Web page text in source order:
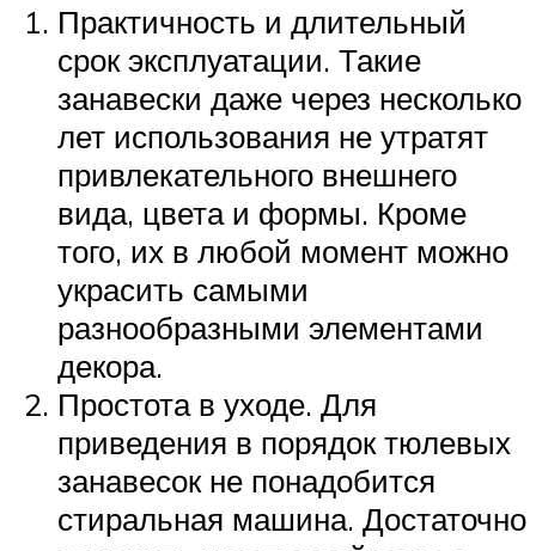
Практичность и длительный
срок эксплуатации. Такие
занавески даже через несколько
лет использования не утратят
привлекательного внешнего
вида, цвета и формы. Кроме
того, их в любой момент можно
украсить самыми
разнообразными элементами
декора.
Простота в уходе. Для
приведения в порядок тюлевых
занавесок не понадобится
стиральная машина. Достаточно